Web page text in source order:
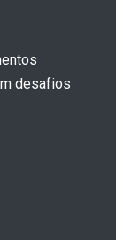
desafios